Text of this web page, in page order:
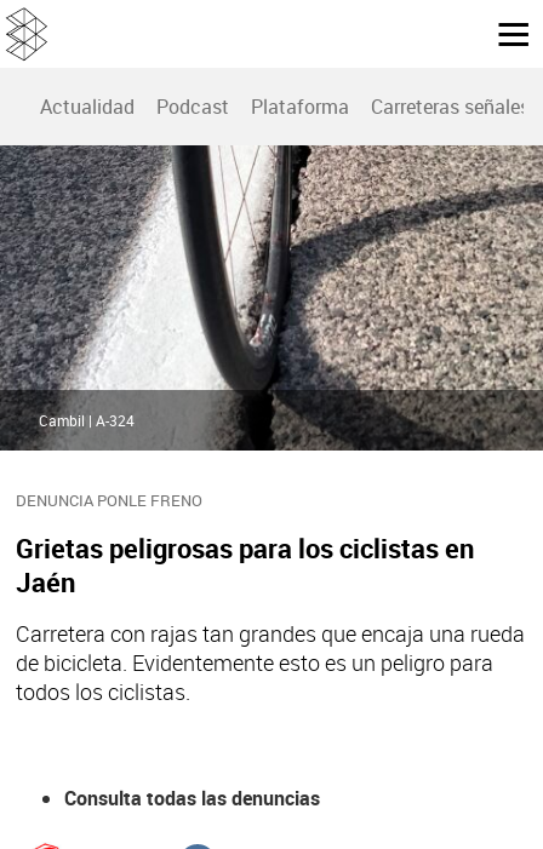
Actualidad Podcast Plataforma Carreteras señales
DENUNCIA PONLE FRENO
Grietas peligrosas para los ciclistas en
Jaén
Carretera con rajas tan grandes que encaja una rueda
de bicicleta. Evidentemente esto es un peligro para
todos los ciclistas.
Cambil | A-324
Consulta todas las denuncias